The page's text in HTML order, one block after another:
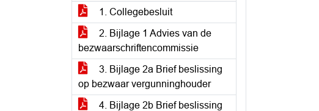
1. Collegebesluit
2. Bijlage 1 Advies van de
bezwaarschriftencommissie
3. Bijlage 2a Brief beslissing
op bezwaar vergunninghouder
4. Bijlage 2b Brief beslissing